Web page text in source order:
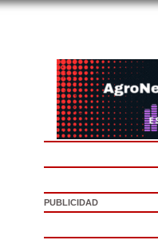
PUBLICIDAD